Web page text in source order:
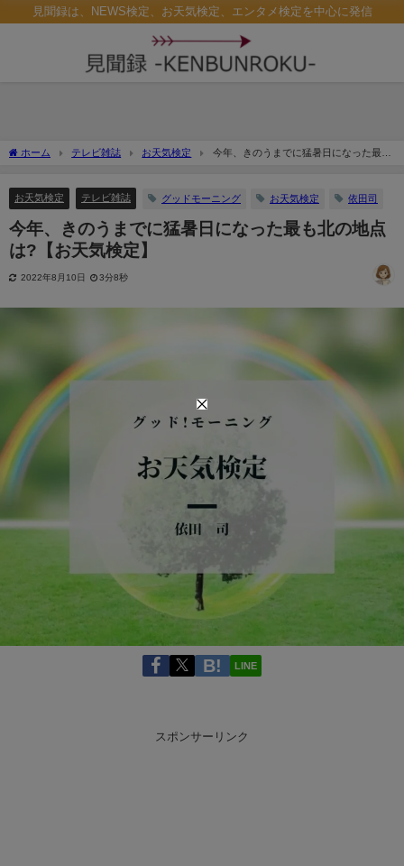
見聞録は、NEWS検定、お天気検定、エンタメ検定を中心に発信
ホーム テレビ雑誌 お天気検定
今年、きのうまでに猛暑日になった最も
お天気検定 テレビ雑誌 グッドモーニング お天気検定 依田司
今年、きのうまでに猛暑日になった最も北の地点
は?【お天気検定】
2022年8月10日 3分8秒
LINE
スポンサーリンク